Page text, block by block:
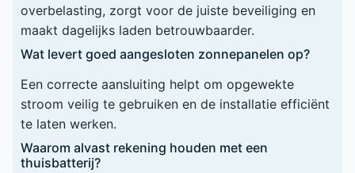
overbelasting, zorgt voor de juiste beveiliging en
maakt dagelijks laden betrouwbaarder.
Wat levert goed aangesloten zonnepanelen op?
Een correcte aansluiting helpt om opgewekte
stroom veilig te gebruiken en de installatie efficiënt
te laten werken.
Waarom alvast rekening houden met een
thuisbatterij?